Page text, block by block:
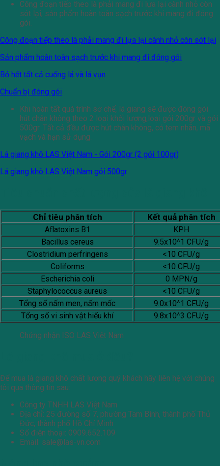
Công đoạn tiếp theo là phải mang đi lựa lại cành nhỏ còn
sót lại, sản phẩm hoàn toàn sạch trước khi mang đi đóng
gói.
Công đoạn tiếp theo là phải mang đi lựa lại cành nhỏ còn sót lại
Sản phẩm hoàn toàn sạch trước khi mang đi đóng gói
Bỏ hết tất cả cuống lá và lá vụn
Chuẩn bị đóng gói
Khi hoàn tất quá trình sơ chế, lá giang sẽ được đóng gói
hút chân không theo 2 loại khối lượng,loại gói 200gr và gói
500gr. Tất cả đều được hút chân không, có tem nhãn, mã
vạch và hạn sử dụng.
Lá giang khô LAS Việt Nam - Gói 200gr (2 gói 100gr)
Lá giang khô LAS Việt Nam gói 500gr
Chỉ tiêu phân tích Kết quả phân tích
Aflatoxins B1
KPH
Bacillus cereus
9.5x10^1 CFU/g
Clostridium perfringens
<10 CFU/g
Coliforms
<10 CFU/g
Escherichia coli
0 MPN/g
Staphylococcus aureus
<10 CFU/g
Tổng số nấm men, nấm mốc
9.0x10^1 CFU/g
Tổng số vi sinh vật hiếu khí
9.8x10^3 CFU/g
Chứng nhận ISO LAS Việt Nam
Để mua lá giang khô chất lượng quý khách hãy liên hệ với chúng
tôi qua thông tin sau:
Công ty TNHH LAS Việt Nam
Địa chỉ: 25 đường số 7, phường Tam Bình, thành phố Thủ
Đức, thành phố Hồ Chí Minh
Số điện thoại: 0909.652.109
Email: sale@las-vn.com